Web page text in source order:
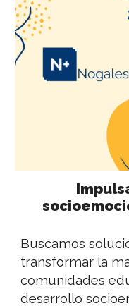
Buscamos
transformar la
comunidades
desarrollo